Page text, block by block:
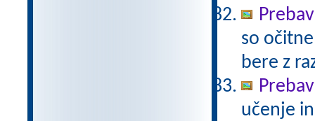
so
bere z
učenje